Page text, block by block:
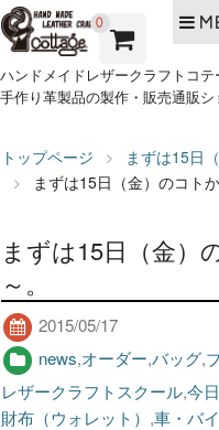
0
ハンドメイドレザークラフトコ
手作り革製品の製作・販売通販シ
トップページ まずは15日
まずは15日（金）のコトか
まずは15日（金）
～。
2015/05/17
news,オーダー,バッグ,
レザークラフトスクール,今
財布（ウォレット） ,車・バ